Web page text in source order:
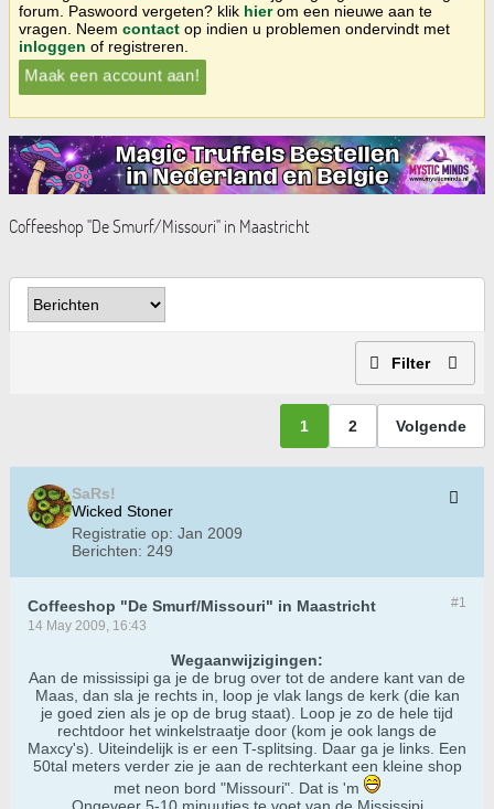
forum. Paswoord vergeten? klik hierom een nieuwe aan te
vragen. Neem contact op indien u problemen ondervindt met
inloggen of registreren.
Maak een account aan!
Coffeeshop "De Smurf/Missouri" in Maastricht
Filter
1 2 Volgende
SaRs!
Wicked Stoner
Registratie op: Jan 2009
Berichten: 249
#1
Coffeeshop "De Smurf/Missouri" in Maastricht
14 May 2009, 16:43
Wegaanwijzigingen:
Aan de mississipi ga je de brug over tot de andere kant van de
Maas, dan sla je rechts in, loop je vlak langs de kerk (die kan
je goed zien als je op de brug staat). Loop je zo de hele tijd
rechtdoor het winkelstraatje door (kom je ook langs de
Maxcy's). Uiteindelijk is er een T-splitsing. Daar ga je links. Een
50tal meters verder zie je aan de rechterkant een kleine shop
met neon bord "Missouri". Dat is 'm